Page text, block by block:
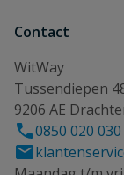
Contact
WitWay
Tussendiepen
9206 AE
0850 020 030